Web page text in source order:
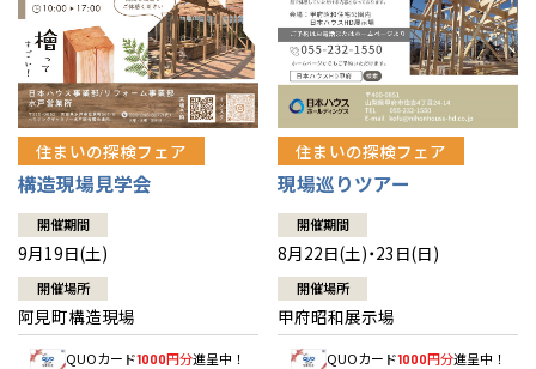
住まいの探検フェア
構造現場見学会
開催期間
9月19日(土)
開催場所
阿見町構造現場
QUOカード1000円分進呈中！
住まいの探検フェア
現場巡りツアー
開催期間
8月22日(土)・23日(日)
開催場所
甲府昭和展示場
QUOカード1000円分進呈中！